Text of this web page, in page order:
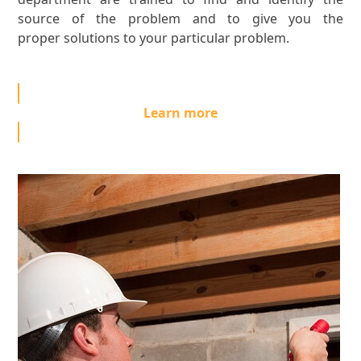
source of the problem and to give you the
proper solutions to your particular problem.
Learn more